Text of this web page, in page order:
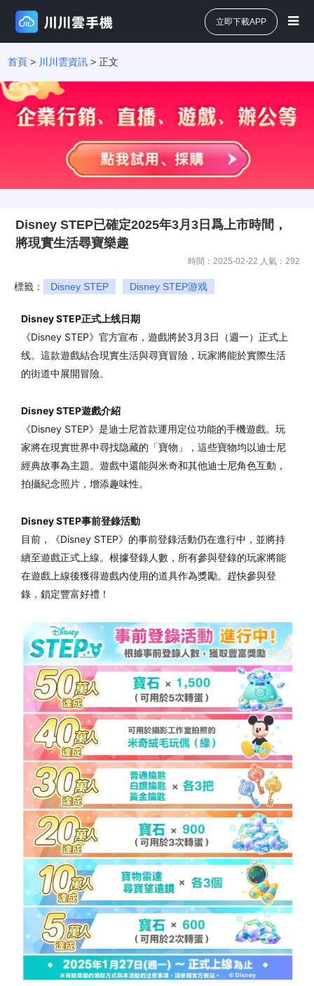
立即下載APP
首頁 > 川川雲資訊 > 正文
Disney STEP已確定2025年3月3日爲上市時間，
將現實生活尋寶樂趣
時間：2025-02-22 人氣： 292
標籤： Disney STEP Disney STEP游戏
Disney STEP正式上线日期
《Disney STEP》官方宣布，遊戲將於3月3日（週一）正式上
线。這款遊戲結合現實生活與尋寶冒險，玩家將能於實際生活
的街道中展開冒險。
Disney STEP遊戲介紹
《Disney STEP》是迪士尼首款運用定位功能的手機遊戲。玩
家將在現實世界中尋找隐藏的「寶物」，這些寶物均以迪士尼
經典故事為主題。遊戲中還能與米奇和其他迪士尼角色互動，
拍攝紀念照片，增添趣味性。
Disney STEP事前登錄活動
目前，《Disney STEP》的事前登錄活動仍在進行中，並將持
續至遊戲正式上線。根據登錄人數，所有參與登錄的玩家將能
在遊戲上線後獲得遊戲內使用的道具作為獎勵。趕快參與登
錄，鎖定豐富好禮！